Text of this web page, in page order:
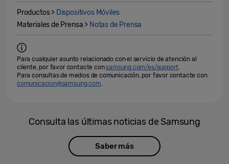
Productos > Dispositivos Móviles
Materiales de Prensa > Notas de Prensa
Para cualquier asunto relacionado con el servicio de atención al
cliente, por favor contacte consamsung.com/es/support.
Para consultas de medios de comunicación, por favor contacte con
comunicacion@samsung.com.
Consulta las últimas noticias de Samsung
Saber más